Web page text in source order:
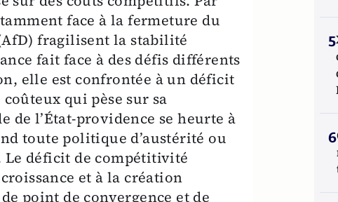
face à la fermeture du
fragilisent la stabilité
fait face à des défis différents
elle est confrontée à un déficit
qui pèse sur sa
de l’État-providence se heurte à
toute politique d’austérité ou
Le déficit de compétitivité
et à la création
point de convergence et de
5
6